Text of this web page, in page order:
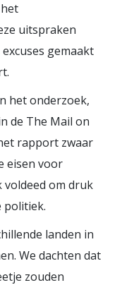
uitspraken
gemaakt
het onderzoek,
de The Mail on
rapport zwaar
eisen voor
om druk
politiek.
landen in
We dachten dat
zouden